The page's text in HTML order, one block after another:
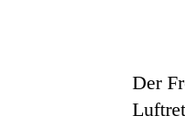
Der